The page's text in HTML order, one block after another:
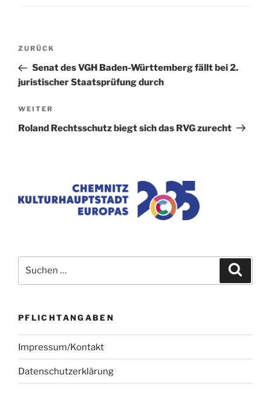
Beitragsnavigation
Vorheriger
Beitrag
ZURÜCK
Senat des VGH Baden-Württemberg fällt bei 2.
juristischer Staatsprüfung durch
Nächster
Beitrag
WEITER
Roland Rechtsschutz biegt sich das RVG zurecht
nach:
PFLICHTANGABEN
Impressum/Kontakt
Datenschutzerklärung